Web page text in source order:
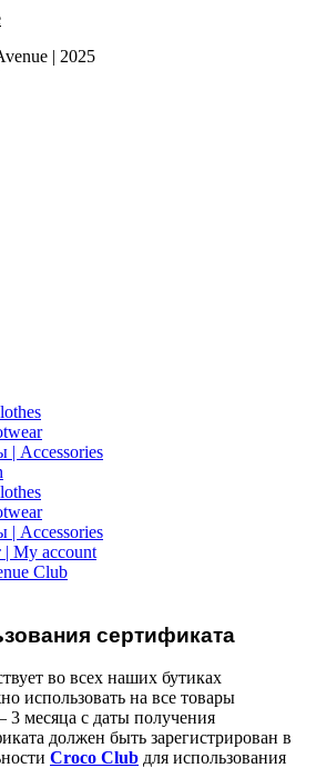
| 2025
| Accessories
| Accessories
My account
Club
сертификата
во всех наших бутиках
использовать на все товары
месяца с даты получения
должен быть зарегистрирован в
Croco Club для использования